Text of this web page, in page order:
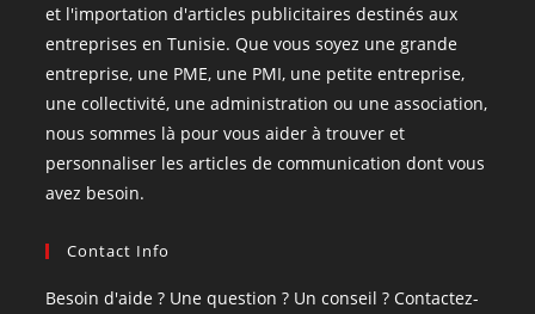
et l'importation d'articles publicitaires destinés aux
entreprises en Tunisie. Que vous soyez une grande
entreprise, une PME, une PMI, une petite entreprise,
une collectivité, une administration ou une association,
nous sommes là pour vous aider à trouver et
personnaliser les articles de communication dont vous
avez besoin.
Contact Info
Besoin d'aide ? Une question ? Un conseil ? Contactez-